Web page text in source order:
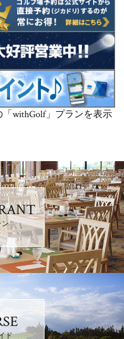
withGolf」プランを表示
ン
ド